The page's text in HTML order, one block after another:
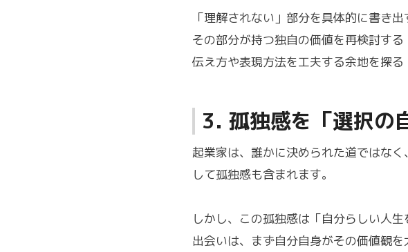
「理解されない」部分を具体的に書き出
その部分が持つ独自の価値を再検討する
伝え方や表現方法を工夫する余地を探る
3. 孤独感を「選択の
起業家は、誰かに決められた道ではな
して孤独感も含まれます。
しかし、この孤独感は「自分らしい人
出会いは、まず自分自身がその価値観を